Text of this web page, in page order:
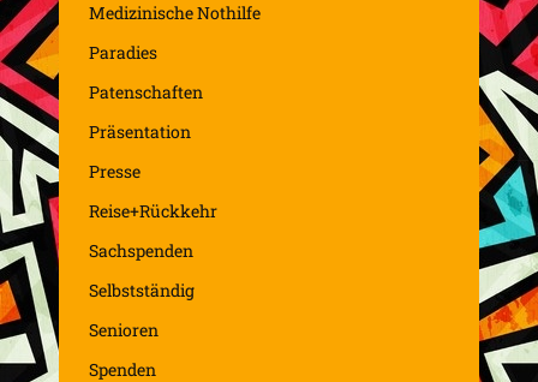
Medizinische Nothilfe
Paradies
Patenschaften
Präsentation
Presse
Reise+Rückkehr
Sachspenden
Selbstständig
Senioren
Spenden